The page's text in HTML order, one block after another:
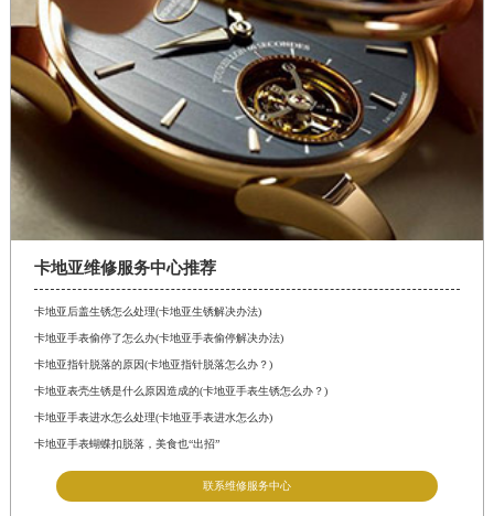
卡地亚维修服务中心推荐
卡地亚后盖生锈怎么处理(卡地亚生锈解决办法)
卡地亚手表偷停了怎么办(卡地亚手表偷停解决办法)
卡地亚指针脱落的原因(卡地亚指针脱落怎么办？)
卡地亚表壳生锈是什么原因造成的(卡地亚手表生锈怎么办？)
卡地亚手表进水怎么处理(卡地亚手表进水怎么办)
卡地亚手表蝴蝶扣脱落，美食也“出招”
联系维修服务中心